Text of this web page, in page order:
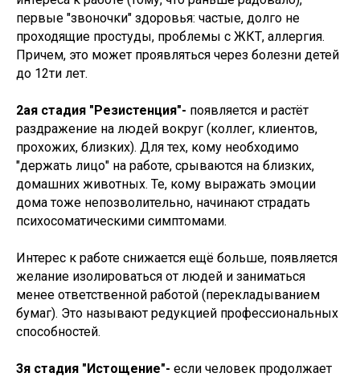
первые "звоночки" здоровья: частые, долго не
проходящие простуды, проблемы с ЖКТ, аллергия.
Причем, это может проявляться через болезни детей
до 12ти лет.
2ая стадия "Резистенция"- появляется и растёт
раздражение на людей вокруг (коллег, клиентов,
прохожих, близких). Для тех, кому необходимо
"держать лицо" на работе, срываются на близких,
домашних животных. Те, кому выражать эмоции
дома тоже непозволительно, начинают страдать
психосоматическими симптомами.
Интерес к работе снижается ещё больше, появляется
желание изолироваться от людей и заниматься
менее ответственной работой (перекладыванием
бумаг). Это называют редукцией профессиональных
способностей.
3я стадия "Истощение"- если человек продолжает